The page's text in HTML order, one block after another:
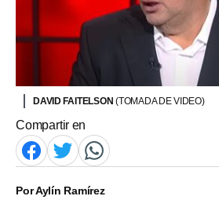
DAVID FAITELSON (TOMADA DE VIDEO)
Compartir en
PorAylín Ramírez